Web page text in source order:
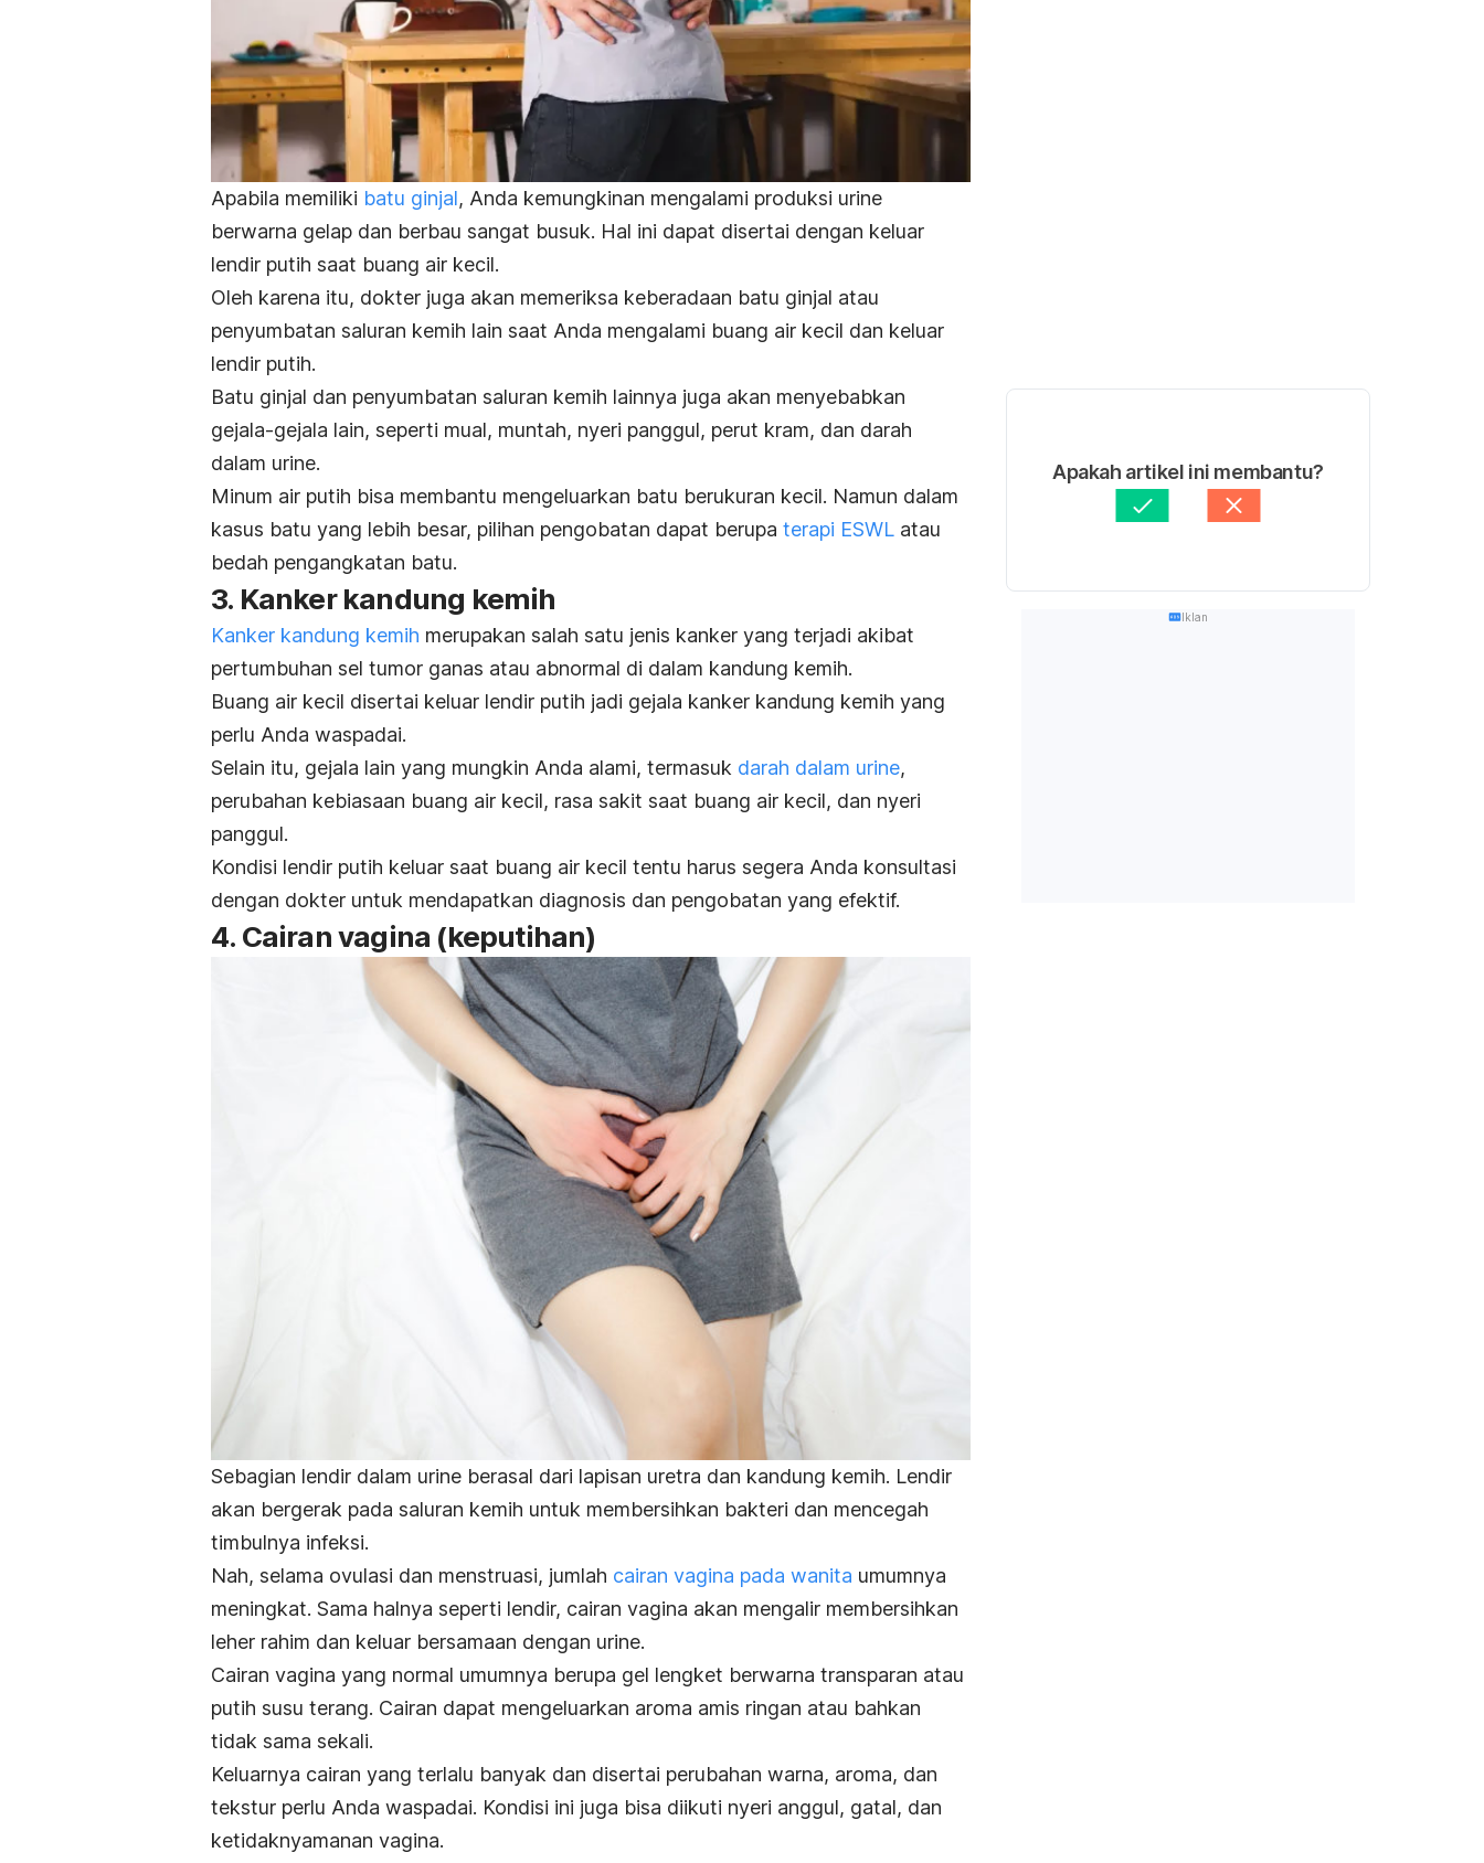
Apabila memiliki batu ginjal, Anda kemungkinan mengalami produksi urine
berwarna gelap dan berbau sangat busuk. Hal ini dapat disertai dengan keluar
lendir putih saat buang air kecil.
Oleh karena itu, dokter juga akan memeriksa keberadaan batu ginjal atau
penyumbatan saluran kemih lain saat Anda mengalami buang air kecil dan keluar
lendir putih.
Batu ginjal dan penyumbatan saluran kemih lainnya juga akan menyebabkan
gejala-gejala lain, seperti mual, muntah, nyeri panggul, perut kram, dan darah
dalam urine.
Minum air putih bisa membantu mengeluarkan batu berukuran kecil. Namun dalam
kasus batu yang lebih besar, pilihan pengobatan dapat berupa terapi ESWL atau
bedah pengangkatan batu.
3. Kanker kandung kemih
Kanker kandung kemih merupakan salah satu jenis kanker yang terjadi akibat
pertumbuhan sel tumor ganas atau abnormal di dalam kandung kemih.
Buang air kecil disertai keluar lendir putih jadi gejala kanker kandung kemih yang
perlu Anda waspadai.
Selain itu, gejala lain yang mungkin Anda alami, termasuk darah dalam urine,
perubahan kebiasaan buang air kecil, rasa sakit saat buang air kecil, dan nyeri
panggul.
Kondisi lendir putih keluar saat buang air kecil tentu harus segera Anda konsultasi
dengan dokter untuk mendapatkan diagnosis dan pengobatan yang efektif.
4. Cairan vagina (keputihan)
Sebagian lendir dalam urine berasal dari lapisan uretra dan kandung kemih. Lendir
akan bergerak pada saluran kemih untuk membersihkan bakteri dan mencegah
timbulnya infeksi.
Nah, selama ovulasi dan menstruasi, jumlah cairan vagina pada wanita umumnya
meningkat. Sama halnya seperti lendir, cairan vagina akan mengalir membersihkan
leher rahim dan keluar bersamaan dengan urine.
Cairan vagina yang normal umumnya berupa gel lengket berwarna transparan atau
putih susu terang. Cairan dapat mengeluarkan aroma amis ringan atau bahkan
tidak sama sekali.
Keluarnya cairan yang terlalu banyak dan disertai perubahan warna, aroma, dan
tekstur perlu Anda waspadai. Kondisi ini juga bisa diikuti nyeri anggul, gatal, dan
ketidaknyamanan vagina.
Apakah artikel ini membantu?
Iklan